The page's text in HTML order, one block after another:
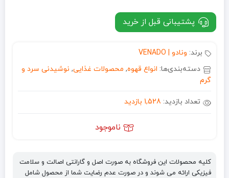
پشتیبانی قبل از خرید
برند: ونادو | VENADO
دسته‌بندی‌ها: انواع قهوه, محصولات غذایی, نوشیدنی سرد و
گرم
تعداد بازدید: 1,528 بازدید
ناموجود
کلیه محصولات این فروشگاه به صورت اصل و گارانتی اصالت و سلامت
فیزیکی ارائه می شوند و در صورت عدم رضایت شما از محصول شامل